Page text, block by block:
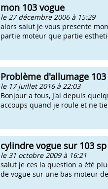
mon 103 vogue
le 27 décembre 2006 à 15:29
alors salut je vous presente
partie moteur que partie
Problème d'allumage 103
le 17 juillet 2016 à 22:03
Bonjour a tous, J'ai depuis
accoups quand je roule et ne
cylindre vogue sur 103 sp
le 31 octobre 2009 à 16:21
salut je ces la question a été
de vogue sur une bas moteur